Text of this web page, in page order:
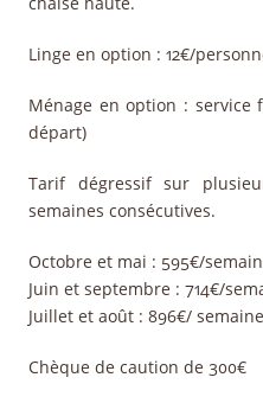
Linge en option : 12€/
Ménage en option : service
départ)
Tarif dégressif sur
semaines consécutives.
Octobre et mai : 595€/
Juin et septembre : 714€/
Juillet et août : 896€/ semaine
Chèque de caution de 300€